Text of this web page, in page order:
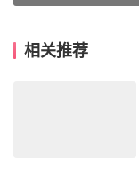
相关推荐